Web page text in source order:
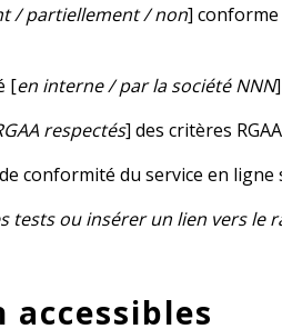
/ partiellement / non] conforme
[en interne / par la société NNN
respectés] des critères
conformité du service en ligne
tests ou insérer un lien vers le
accessibles